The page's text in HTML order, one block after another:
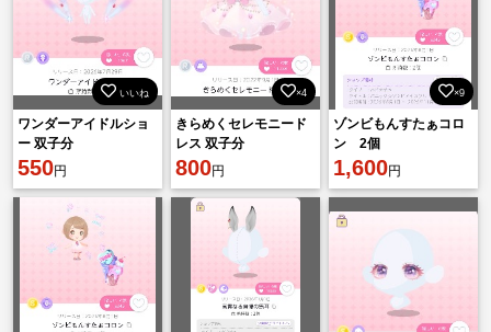
いいね
ワンダーアイドルショ
ー 双子分
550円
×4
きらめくセレモニード
レス 双子分
800円
×9
ゾンビもんすたぁコロ
ン 2個
1,600円